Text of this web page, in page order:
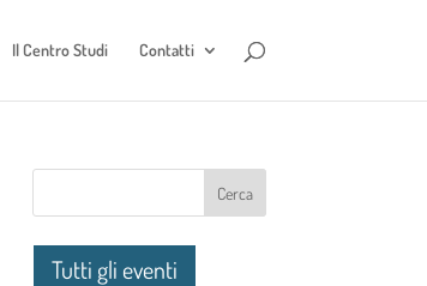
Il Centro Studi Contatti
Tutti gli eventi